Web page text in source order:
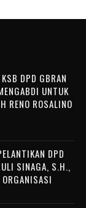
DPD GBRAN
UNTUK
RENO ROSALINO
DPD
SINAGA, S.H.,